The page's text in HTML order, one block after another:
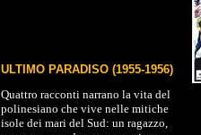
ULTIMO PARADISO (1955-1956)
Quattro racconti narrano la vita del
polinesiano che vive nelle mitiche
isole dei mari del Sud: un ragazzo,